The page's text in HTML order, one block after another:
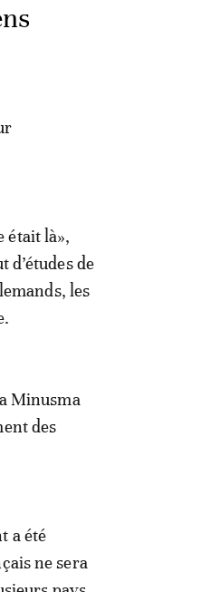
était là»,
d’études de
les
Minusma
des
a été
ne sera